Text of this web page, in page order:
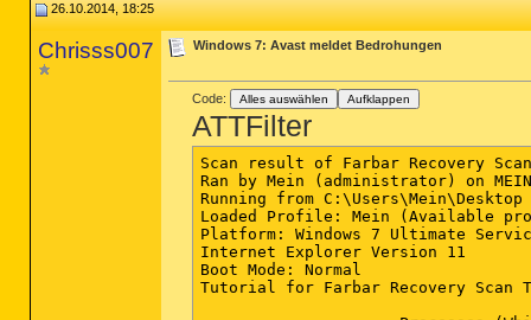
26.10.2014, 18:25
Chrisss007 Windows 7: Avast meldet Bedrohungen
Code: Alles auswählen Aufklappen
ATTFilter
Scan result of Farbar Recovery
Ran by Mein (administrator) on
Running from C:\Users\Mein\Desktop
Loaded Profile: Mein (Available
Platform: Windows 7 Ultimate
Internet Explorer Version 11
Boot Mode: Normal
Tutorial for Farbar Recovery Scan